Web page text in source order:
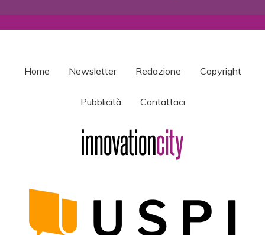
Home Newsletter Redazione Copyright
Pubblicità Contattaci